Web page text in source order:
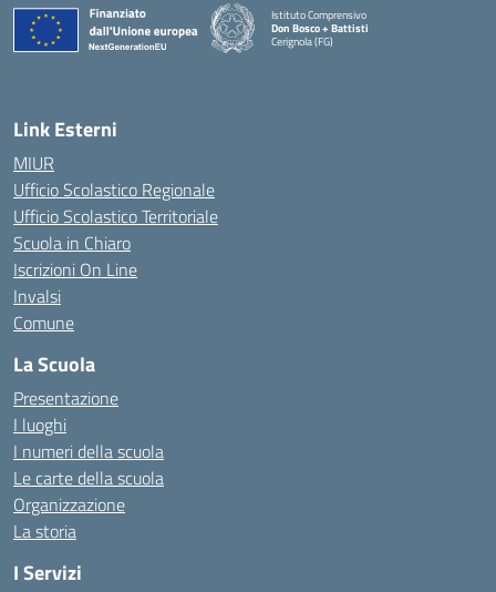
Istituto Comprensivo
Don Bosco + Battisti
Cerignola (FG)
— Visita la pagina iniziale della scuola
Link Esterni
MIUR
Ufficio Scolastico Regionale
Ufficio Scolastico Territoriale
Scuola in Chiaro
Iscrizioni On Line
Invalsi
Comune
La Scuola
Presentazione
I luoghi
I numeri della scuola
Le carte della scuola
Organizzazione
La storia
I Servizi